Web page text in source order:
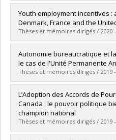
Graduate :Boucher, Simon
Cycle :Master's
Grade :M.A.
Lien vers le document dans
Youth employment incentives :
Denmark, France and the
Thèses et mémoires dirigés / 2020
Graduate :Dinan, Shannon
Cycle :Doctoral
Grade :Ph. D.
Lien vers le document dans
Autonomie bureaucratique et
le cas de l'Unité Permanente
Thèses et mémoires dirigés / 2019
Graduate :Chénier-Marais,
Cycle :Master's
Grade :M. Sc.
Lien vers le document dans
L’Adoption des Accords de
Canada : le pouvoir politique
champion national
Thèses et mémoires dirigés / 2019